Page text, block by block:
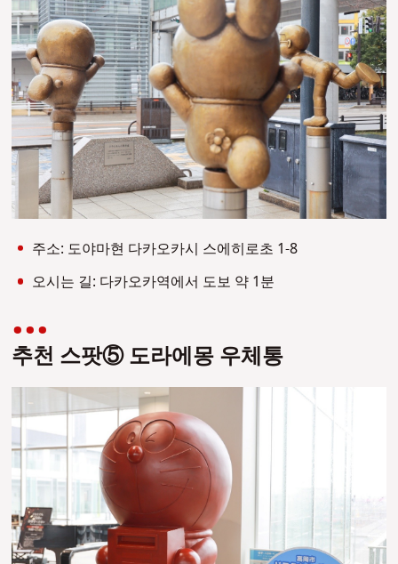
주소: 도야마현 다카오카시 스에히로초 1-8
오시는 길: 다카오카역에서 도보 약 1분
추천 스팟⑤ 도라에몽 우체통